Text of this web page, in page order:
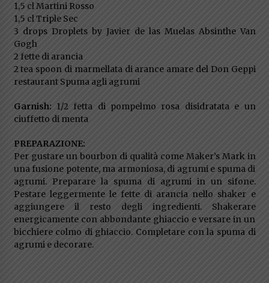
1,5 cl Martini Rosso
1,5 cl Triple Sec
3 drops Droplets by Javier de las Muelas Absinthe Van
Gogh
2 fette di arancia
2 tea spoon di marmellata di arance amare del Don Geppi
restaurant Spuma agli agrumi
Garnish: 1/2 fetta di pompelmo rosa disidratata e un
ciuffetto di menta
PREPARAZIONE:
Per gustare un bourbon di qualità come Maker’s Mark in
una fusione potente, ma armoniosa, di agrumi e spuma di
agrumi. Preparare la spuma di agrumi in un sifone.
Pestare leggermente le fette di arancia nello shaker e
aggiungere il resto degli ingredienti. Shakerare
energicamente con abbondante ghiaccio e versare in un
bicchiere colmo di ghiaccio. Completare con la spuma di
agrumi e decorare.